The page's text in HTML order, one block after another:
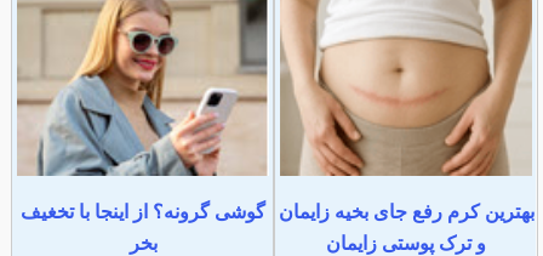
بهترین کرم رفع جای بخیه زایمان
و ترک پوستی زایمان
گوشی گرونه؟ از اینجا با تخغیف
بخر